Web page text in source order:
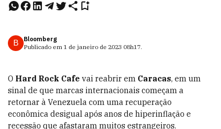
B
Bloomberg
Publicado em 1 de janeiro de 2023 08h17.
O Hard Rock Cafe vai reabrir em Caracas, em um
sinal de que marcas internacionais começam a
retornar à Venezuela com uma recuperação
econômica desigual após anos de hiperinflação e
recessão que afastaram muitos estrangeiros.